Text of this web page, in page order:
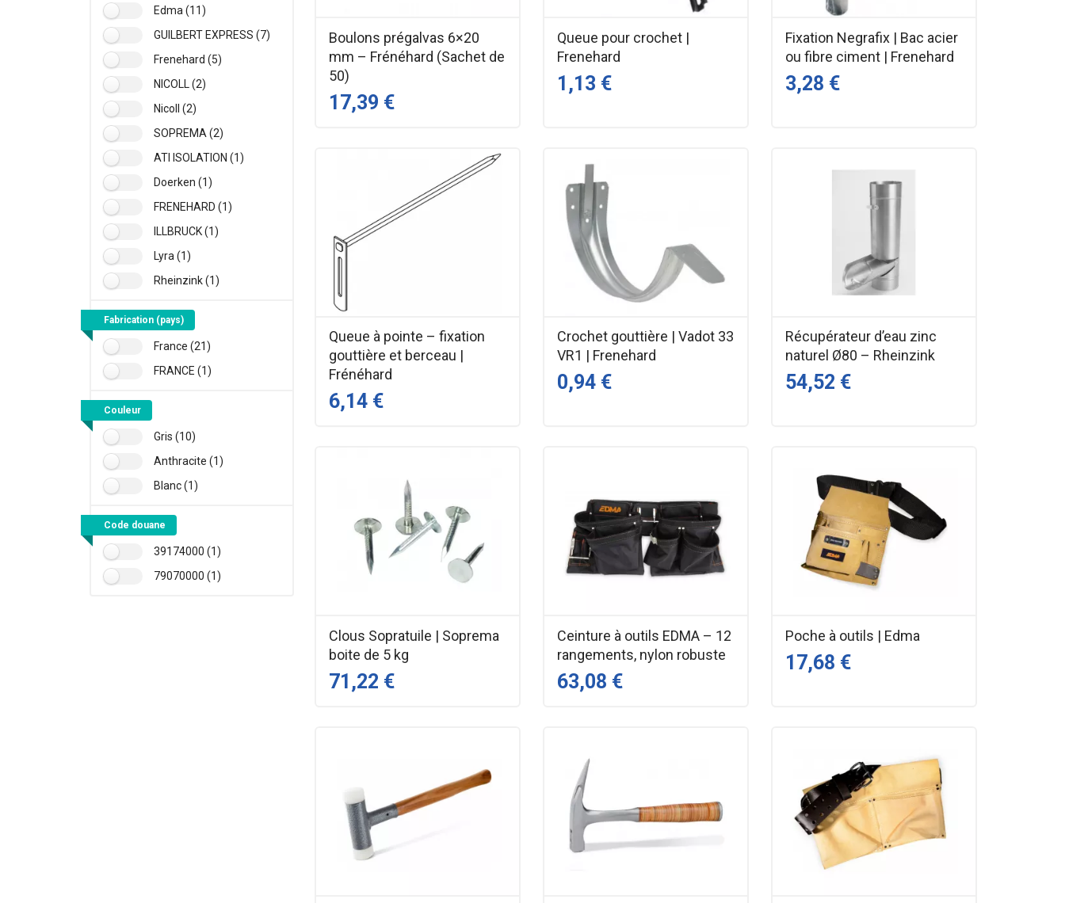
Edma (11)
GUILBERT EXPRESS (7)
Frenehard (5)
NICOLL (2)
Nicoll (2)
SOPREMA (2)
ATI ISOLATION (1)
Doerken (1)
FRENEHARD (1)
ILLBRUCK (1)
Lyra (1)
Rheinzink (1)
Fabrication (pays)
France (21)
FRANCE (1)
Couleur
Gris (10)
Anthracite (1)
Blanc (1)
Code douane
39174000 (1)
79070000 (1)
Boulons prégalvas 6×20
mm – Frénéhard (Sachet de
50)
17,39 €
Queue pour crochet |
Frenehard
1,13 €
Fixation Negrafix | Bac acier
ou fibre ciment | Frenehard
3,28 €
Queue à pointe – fixation
gouttière et berceau |
Frénéhard
6,14 €
Crochet gouttière | Vadot 33
VR1 | Frenehard
0,94 €
Récupérateur d’eau zinc
naturel Ø80 – Rheinzink
54,52 €
Clous Sopratuile | Soprema
boite de 5 kg
71,22 €
Ceinture à outils EDMA – 12
rangements, nylon robuste
63,08 €
Poche à outils | Edma
17,68 €